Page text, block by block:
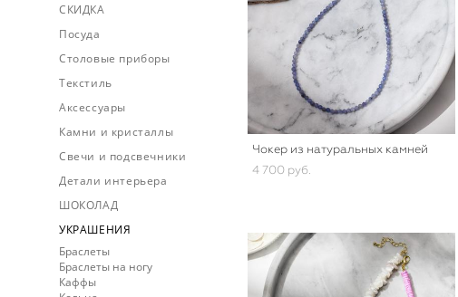
СКИДКА
Посуда
Столовые приборы
Текстиль
Аксессуары
Камни и кристаллы
Свечи и подсвечники
Детали интерьера
ШОКОЛАД
УКРАШЕНИЯ
Браслеты
Браслеты на ногу
Каффы
Чокер из натуральных камней
4 700 pуб.